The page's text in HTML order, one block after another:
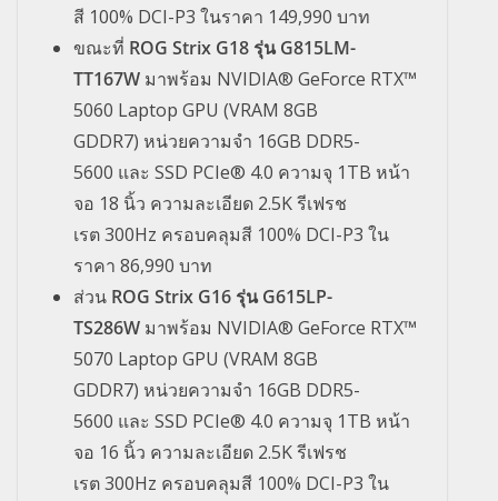
สี 100% DCI-P3 ในราคา 149,990 บาท
ขณะที่ ROG Strix G18 รุ่นG815LM-
TT167W มาพร้อม NVIDIA® GeForce RTX™
5060 Laptop GPU (VRAM 8GB
GDDR7) หน่วยความจำ 16GB DDR5-
5600 และ SSD PCIe® 4.0 ความจุ 1TB หน้า
จอ 18 นิ้ว ความละเอียด 2.5Kรีเฟรช
เรต300Hz ครอบคลุมสี 100% DCI-P3 ใน
ราคา 86,990 บาท
ส่วน ROG Strix G16 รุ่นG615LP-
TS286W มาพร้อม NVIDIA® GeForce RTX™
5070 Laptop GPU (VRAM 8GB
GDDR7) หน่วยความจำ 16GB DDR5-
5600 และ SSD PCIe® 4.0 ความจุ 1TB หน้า
จอ 16 นิ้ว ความละเอียด 2.5Kรีเฟรช
เรต300Hz ครอบคลุมสี 100% DCI-P3 ใน